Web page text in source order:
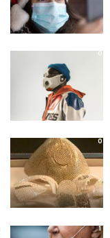
0
0
1